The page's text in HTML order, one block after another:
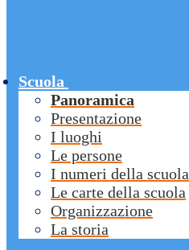
Scuola
Panoramica
Presentazione
I luoghi
Le persone
I numeri della scuola
Le carte della scuola
Organizzazione
La storia